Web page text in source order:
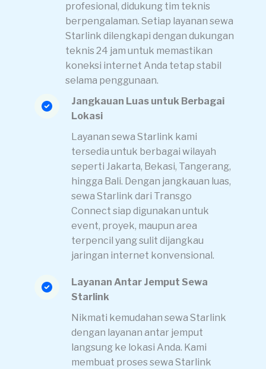
Layanan Antar Jemput Sewa
Starlink
Nikmati kemudahan sewa Starlink
dengan layanan antar jemput
langsung ke lokasi Anda. Kami
membuat proses sewa Starlink
profesional, didukung tim teknis
berpengalaman. Setiap layanan sewa
Starlink dilengkapi dengan dukungan
teknis 24 jam untuk memastikan
koneksi internet Anda tetap stabil
selama penggunaan.
Jangkauan Luas untuk Berbagai
Lokasi
Layanan sewa Starlink kami
tersedia untuk berbagai wilayah
seperti Jakarta, Bekasi, Tangerang,
hingga Bali. Dengan jangkauan luas,
sewa Starlink dari Transgo
Connect siap digunakan untuk
event, proyek, maupun area
terpencil yang sulit dijangkau
jaringan internet konvensional.